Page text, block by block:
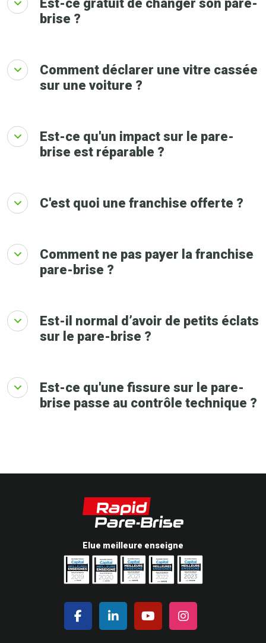
Est-ce gratuit de changer son pare-
brise ?
Comment déclarer une vitre cassée
sur une voiture ?
Est-ce qu'un impact sur le pare-
brise est réparable ?
C'est quoi une franchise offerte ?
Comment ne pas payer la franchise
pare-brise ?
Est-il normal d’avoir de petits éclats
sur le pare-brise ?
Est-ce qu'une fissure sur le pare-
brise passe au contrôle technique ?
Elue meilleure enseigne